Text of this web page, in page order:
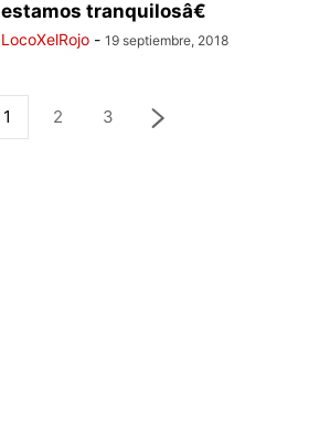
estamos tranquilosâ€
LocoXelRojo - 19 septiembre, 2018
1 2 3